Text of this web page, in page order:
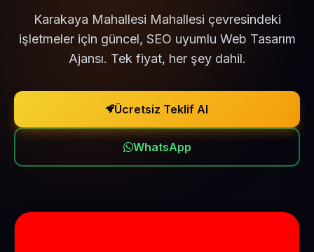
Karakaya Mahallesi Mahallesi çevresindeki
işletmeler için güncel, SEO uyumlu Web Tasarım
Ajansı. Tek fiyat, her şey dahil.
Ücretsiz Teklif Al
WhatsApp